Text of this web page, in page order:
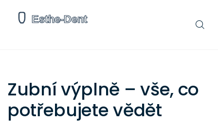
Zubní výplně – vše, co
potřebujete vědět